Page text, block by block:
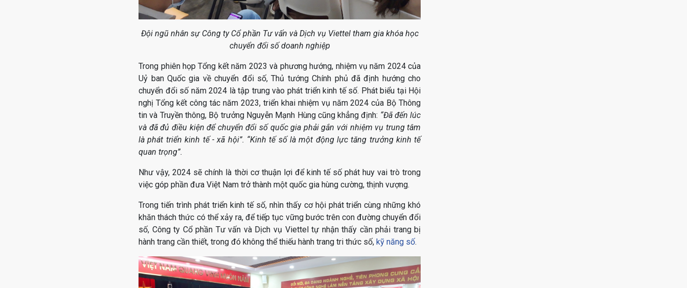
Đội ngũ nhân sự Công ty Cổ phần Tư vấn và Dịch vụ Viettel tham gia khóa học
chuyển đổi số doanh nghiệp
Trong phiên họp Tổng kết năm 2023 và phương hướng, nhiệm vụ năm 2024 của
Uỷ ban Quốc gia về chuyển đổi số, Thủ tướng Chính phủ đã định hướng cho
chuyển đổi số năm 2024 là tập trung vào phát triển kinh tế số. Phát biểu tại Hội
nghị Tổng kết công tác năm 2023, triển khai nhiệm vụ năm 2024 của Bộ Thông
tin và Truyền thông, Bộ trưởng Nguyễn Mạnh Hùng cũng khẳng định: “Đã đến lúc
và đã đủ điều kiện để chuyển đổi số quốc gia phải gắn với nhiệm vụ trung tâm
là phát triển kinh tế - xã hội”. “Kinh tế số là một động lực tăng trưởng kinh tế
quan trọng”.
Như vậy, 2024 sẽ chính là thời cơ thuận lợi để kinh tế số phát huy vai trò trong
việc góp phần đưa Việt Nam trở thành một quốc gia hùng cường, thịnh vượng.
Trong tiến trình phát triển kinh tế số, nhìn thấy cơ hội phát triển cùng những khó
khăn thách thức có thể xảy ra, để tiếp tục vững bước trên con đường chuyển đổi
số, Công ty Cổ phần Tư vấn và Dịch vụ Viettel tự nhận thấy cần phải trang bị
hành trang cần thiết, trong đó không thể thiếu hành trang tri thức số, kỹ năng số.